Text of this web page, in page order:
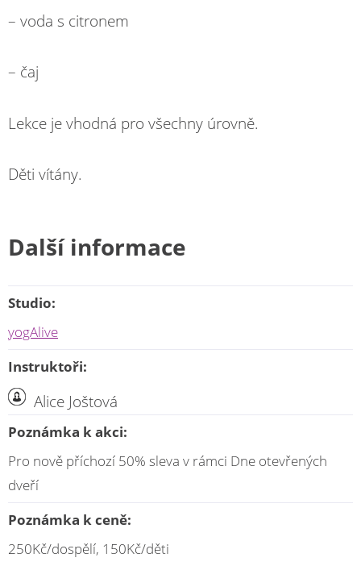
– voda s citronem
– čaj
Lekce je vhodná pro všechny úrovně.
Děti vítány.
Další informace
Studio:
yogAlive
Instruktoři:
Alice Joštová
Poznámka k akci:
Pro nově příchozí 50% sleva v rámci Dne otevřených
dveří
Poznámka k ceně:
250Kč/dospělí, 150Kč/děti